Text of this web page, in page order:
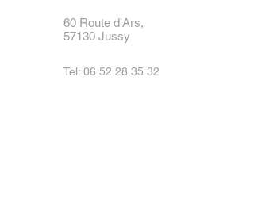
60 Route d'Ars,
57130 Jussy
Tel: 06.52.28.35.32